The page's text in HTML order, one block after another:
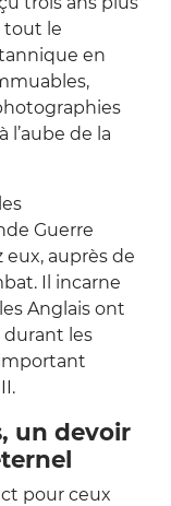
tout le
en
de la
Guerre
auprès de
Il incarne
Anglais ont
les
un devoir
pour ceux